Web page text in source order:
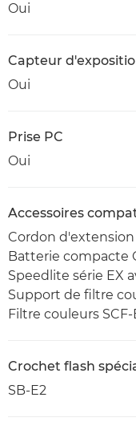
Oui
Capteur
Oui
Prise PC
Oui
Accessoires
Cordon d'extension
Batterie compacte
Speedlite série EX
Support de filtre
Filtre couleurs SCF-
Crochet flash
SB-E2